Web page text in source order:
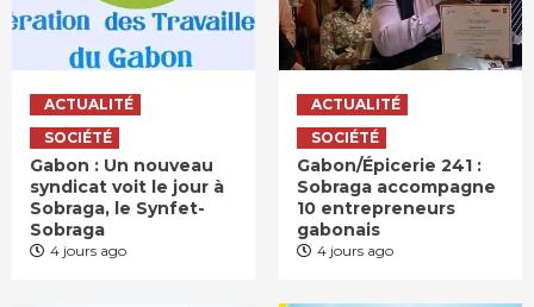
ACTUALITÉ
SOCIÉTÉ
Gabon : Un nouveau
syndicat voit le jour à
Sobraga, le Synfet-
Sobraga
4 jours ago
ACTUALITÉ
SOCIÉTÉ
Gabon/Épicerie 241 :
Sobraga accompagne
10 entrepreneurs
gabonais
4 jours ago